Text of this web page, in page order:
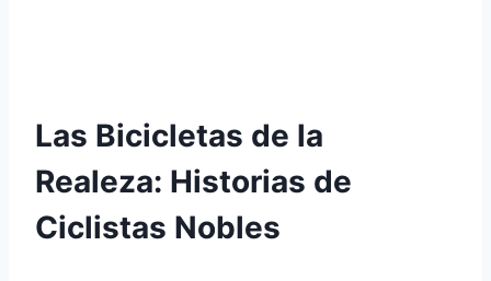
Las Bicicletas de la
Realeza: Historias de
Ciclistas Nobles